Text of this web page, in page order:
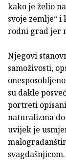
kako je želio
svoje zemlje“ i
rodni grad jer
Njegovi
samoživosti,
su dakle
portreti
naturalizma
uvijek je
svagdašnjicom.